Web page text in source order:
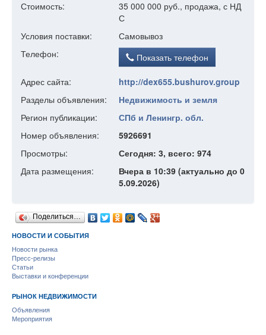
Стоимость:
35 000 000 руб., продажа, с НД
С
Условия поставки:
Самовывоз
Телефон:
Показать телефон
Адрес сайта:
http://dex655.bushurov.group
Разделы объявления:
Недвижимость и земля
Регион публикации:
СПб и Ленингр. обл.
Номер объявления:
5926691
Просмотры:
Сегодня: 3, всего: 974
Дата размещения:
Вчера в 10:39 (актуально до 0
5.09.2026)
Поделиться…
НОВОСТИ И СОБЫТИЯ
Новости рынка
Пресс-релизы
Статьи
Выставки и конференции
РЫНОК НЕДВИЖИМОСТИ
Объявления
Мероприятия